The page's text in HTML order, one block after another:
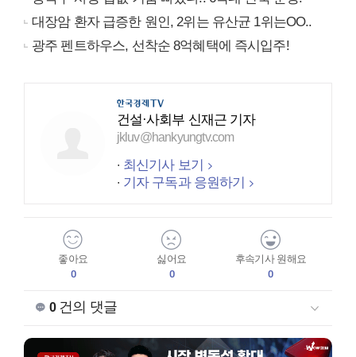
대장암 환자 급증한 원인, 2위는 유산균 1위는OO..
광주 펜트하우스, 선착순 8억혜택에 즉시입주!
건설·사회부 신재근 기자
jkluv@hankyungtv.com
최신기사 보기
기자 구독과 응원하기
좋아요
0
싫어요
0
후속기사 원해요
0
0건의 댓글